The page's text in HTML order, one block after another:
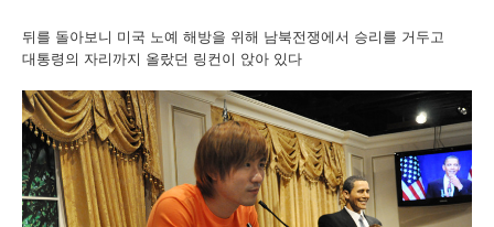
뒤를 돌아보니 미국 노예 해방을 위해 남북전쟁에서 승리를 거두고
대통령의 자리까지 올랐던 링컨이 앉아 있다